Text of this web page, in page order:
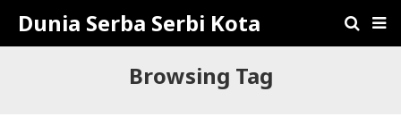
Dunia Serba Serbi Kota
Browsing Tag